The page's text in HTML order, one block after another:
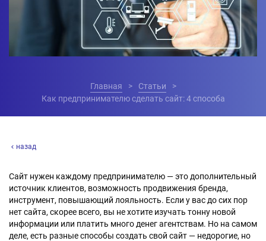
Главная
Статьи
Как предпринимателю сделать сайт: 4 способа
назад
Сайт нужен каждому предпринимателю — это дополнительный
источник клиентов, возможность продвижения бренда,
инструмент, повышающий лояльность. Если у вас до сих пор
нет сайта, скорее всего, вы не хотите изучать тонну новой
информации или платить много денег агентствам. Но на самом
деле, есть разные способы создать свой сайт — недорогие, но